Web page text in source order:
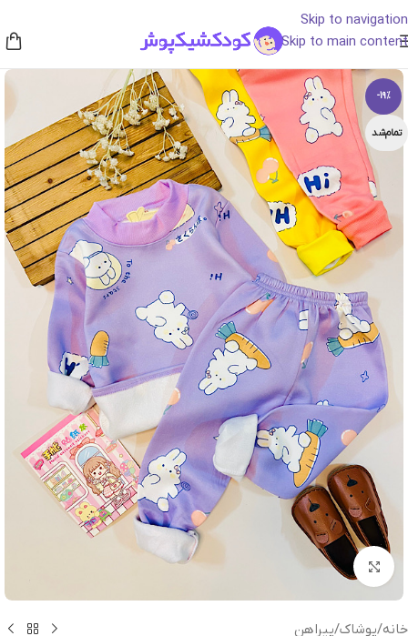
Skip to navigation
Skip to main content
-19%
تمام‌شد
بزرگنمایی تصویر
خانه/پوشاک/پیراهن